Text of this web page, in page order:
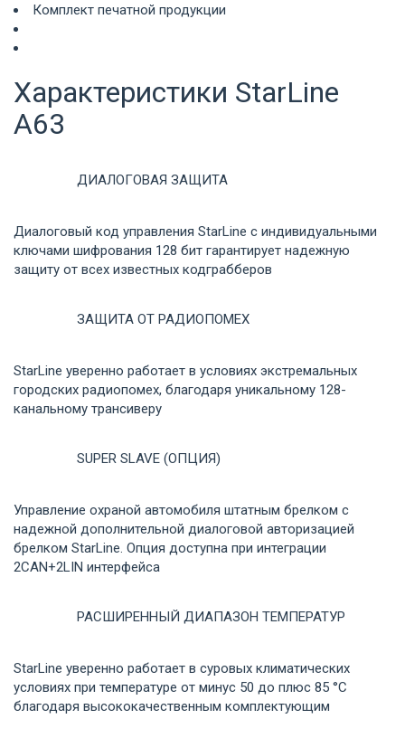
Комплект печатной продукции
Характеристики StarLine
A63
ДИАЛОГОВАЯ ЗАЩИТА
Диалоговый код управления StarLine c индивидуальными
ключами шифрования 128 бит гарантирует надежную
защиту от всех известных кодграбберов
ЗАЩИТА ОТ РАДИОПОМЕХ
StarLine уверенно работает в условиях экстремальных
городских радиопомех, благодаря уникальному 128-
канальному трансиверу
SUPER SLAVE (ОПЦИЯ)
Управление охраной автомобиля штатным брелком с
надежной дополнительной диалоговой авторизацией
брелком StarLine. Опция доступна при интеграции
2CAN+2LIN интерфейса
РАСШИРЕННЫЙ ДИАПАЗОН ТЕМПЕРАТУР
StarLine уверенно работает в суровых климатических
условиях при температуре от минус 50 до плюс 85 °С
благодаря высококачественным комплектующим